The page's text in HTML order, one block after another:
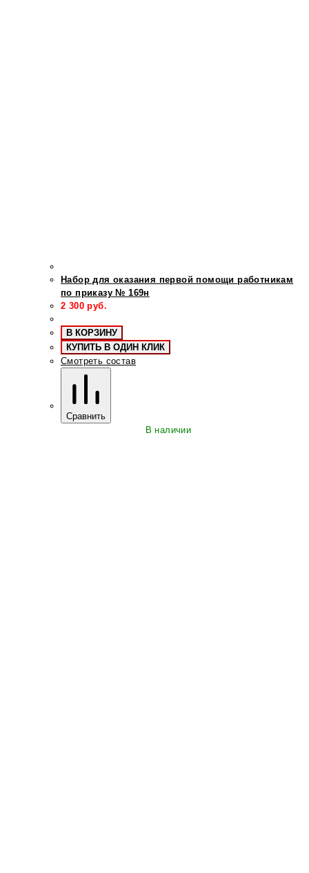
Набор для оказания первой помощи работникам
по приказу № 169н
2 300 руб.
В КОРЗИНУ
КУПИТЬ В ОДИН КЛИК
Смотреть состав
Сравнить
В наличии